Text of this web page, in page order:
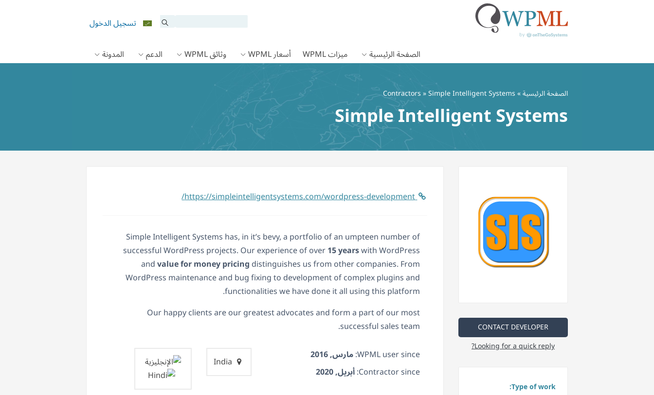
تسجيل الدخول
الصفحة الرئيسية
ميزات WPML أسعار WPML وثائق WPML الدعم المدونة
الصفحة الرئيسية»
Contractors» Simple Intelligent Systems
Simple Intelligent Systems
CONTACT DEVELOPER
Looking for a quick reply?
Type of work:
https://simpleintelligentsystems.com/wordpress-development/
Simple Intelligent Systems has, in it’s bevy, a portfolio of an umpteen number of
successful WordPress projects. Our experience of over15 yearswith WordPress
andvalue for money pricingdistinguishes us from other companies. From
WordPress maintenance and bug fixing to development of complex plugins and
functionalities we have done it all using this platform.
Our happy clients are our greatest advocates and form a part of our most
successful sales team.
WPML user since: مارس, 2016
Contractor since: أبريل, 2020